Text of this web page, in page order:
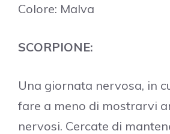
Colore: Malva
SCORPIONE:
Una giornata nervosa, in
fare a meno di mostrarvi
nervosi. Cercate di